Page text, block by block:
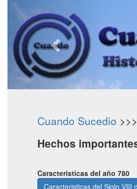
Cuando Sucedio >>>
Hechos
Caracteristicas del año 780
Caracteristicas del Siglo VIII